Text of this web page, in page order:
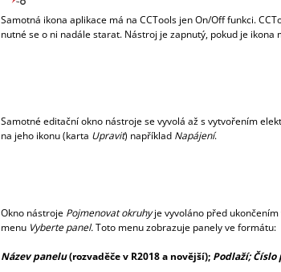
Samotná ikona aplikace má na CCTools jen On/Off funkci.
nutné se o ni nadále starat. Nástroj je zapnutý, pokud je ikona
Samotné editační okno nástroje se vyvolá až s vytvořením
na jeho ikonu (karta Upravit) například Napájení.
Okno nástroje Pojmenovat okruhyje vyvoláno před
menu Vyberte panel.Toto menu zobrazuje panely ve formátu:
Název panelu(rozvaděče v R2018 a novější); Podlaží; Číslo
3 850 Kč